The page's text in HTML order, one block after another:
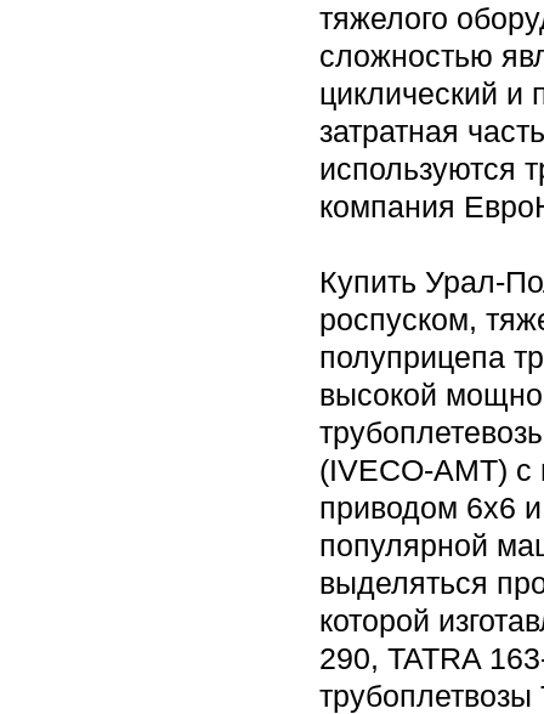
тяжелого
сложностью
циклический и
затратная
используются
компания
Купить Урал-
роспуском,
полуприцепа
высокой
(IVECO-AMT)
приводом 6х6
популярной
выделяться
которой
290, TATRA